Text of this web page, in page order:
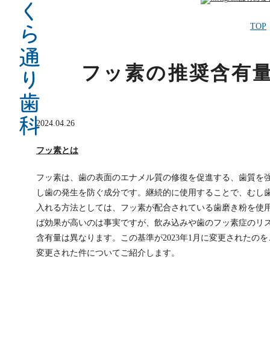
TOP
フッ素の推奨含有
2024.04.26
フッ素とは
フッ素は、歯の表面のエナメル質の修復を促進する、歯質
し歯の発生を防ぐ成分です。継続的に使用することで、む
入れる方法としては、フッ素が配合されている歯磨き粉を
ば効果が高いのは事実ですが、飲み込みや歯のフッ素症の
含有量は異なります。この基準が2023年1月に変更されたの
変更された件についてご紹介します。